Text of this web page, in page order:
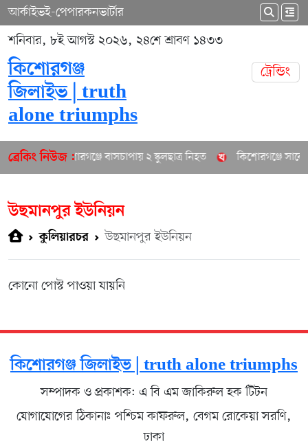
আর্কাইভই-পেপারকনভার্টার
শনিবার, ৮ই আগস্ট ২০২৬, ২৪শে শ্রাবণ ১৪৩৩
কিশোরগঞ্জ
জিলাইভ | truth
alone triumphs
ট্রেন্ডিং
ব্রেকিং নিউজ :কিশোরগঞ্জে বাসচাপায় ২ স্কুলছাত্র নিহত কিশোরগঞ্জে
উছমানপুর ইউনিয়ন
কুলিয়ারচর উছমানপুর ইউনিয়ন
কোনো পোস্ট পাওয়া যায়নি
কিশোরগঞ্জ জিলাইভ | truth alone triumphs
সম্পাদক ও প্রকাশক: এ বি এম জাকিরুল হক টিটন
যোগাযোগের ঠিকানাঃ পশ্চিম কাফরুল, বেগম রোকেয়া সরণি,
ঢাকা